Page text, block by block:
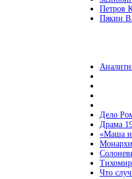
Петров
Пякин
Дело
Драма
«Маша и
Что